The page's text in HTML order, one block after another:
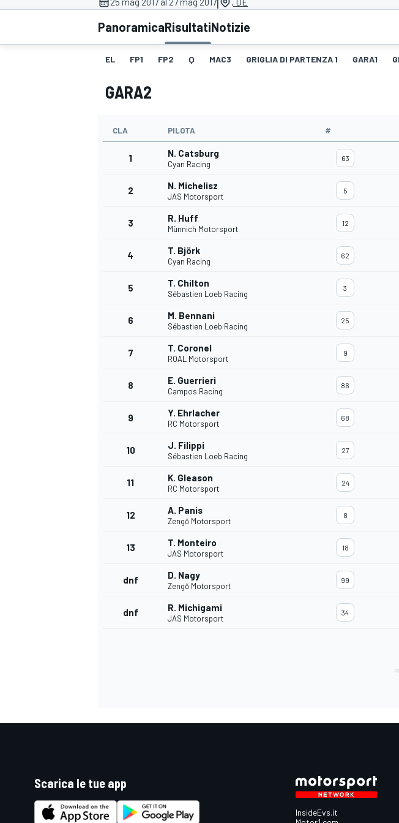
MOTOGP WEC
PanoramicaRisultatiNotizie
EL FP1 FP2 Q MAC3 GRIGLIA DI PARTENZA 1 GARA1
GARA2
CLA PILOTA #
1 N. Catsburg
Cyan Racing
63
2 N. Michelisz
JAS Motorsport
5
3 R. Huff
Münnich Motorsport
12
4 T. Björk
Cyan Racing
62
5 T. Chilton
Sébastien Loeb Racing
3
6 M. Bennani
Sébastien Loeb Racing
25
7 T. Coronel
ROAL Motorsport
9
8 E. Guerrieri
Campos Racing
86
9 Y. Ehrlacher
RC Motorsport
68
10 J. Filippi
Sébastien Loeb Racing
27
11 K. Gleason
RC Motorsport
24
12 A. Panis
Zengő Motorsport
8
13 T. Monteiro
JAS Motorsport
18
dnf D. Nagy
Zengő Motorsport
99
dnf R. Michigami
JAS Motorsport
34
Scarica le tue app
InsideEvs.it